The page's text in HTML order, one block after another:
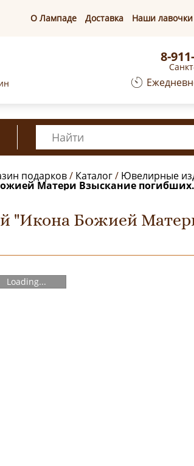
О Лампаде Доставка Наши лавочки
8-
подарков/ Каталог/ Ювелирные
Матери Взыскание
"Икона Божией
Loading...